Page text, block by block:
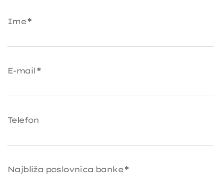
Ime*
E-mail *
Telefon
Najbliža poslovnica banke *